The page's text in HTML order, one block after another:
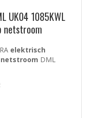
UK04 1085KWL
netstroom
elektrisch
DML